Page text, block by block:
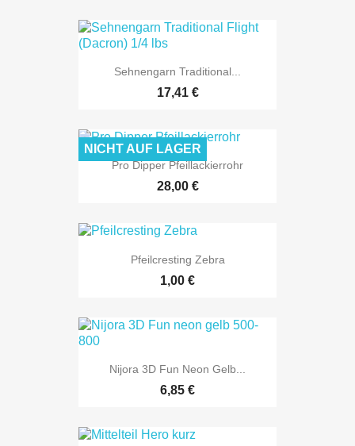
Sehnengarn Traditional...
17,41 €
Pro Dipper Pfeillackierrohr
28,00 €
NICHT AUF LAGER
Pfeilcresting Zebra
1,00 €
Nijora 3D Fun Neon Gelb...
6,85 €